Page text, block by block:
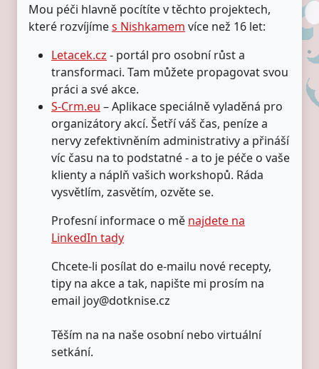
Mou péči hlavně pocítíte v těchto projektech,
které rozvíjímes Nishkamem více než 16 let:
Letacek.cz - portál pro osobní růst a
transformaci. Tam můžete propagovat svou
práci a své akce.
S-Crm.eu – Aplikace speciálně vyladěná pro
organizátory akcí. Šetří váš čas, peníze a
nervy zefektivněním administrativy a přináší
víc času na to podstatné - a to je péče o vaše
klienty a náplň vašich workshopů. Ráda
vysvětlím, zasvětím, ozvěte se.
Profesní informace o mě najdete na
LinkedIn tady
Chcete-li posílat do e-mailu nové recepty,
tipy na akce a tak, napište mi prosím na
email joy@dotknise.cz
Těším na na naše osobní nebo virtuální
setkání.